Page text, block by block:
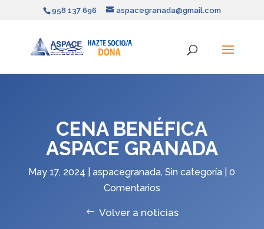
958 137 696 aspacegranada@gmail.com
CENA BENÉFICA
ASPACE GRANADA
May 17, 2024 |aspacegranada,Sin categoría |0
Comentarios
Volver a noticias